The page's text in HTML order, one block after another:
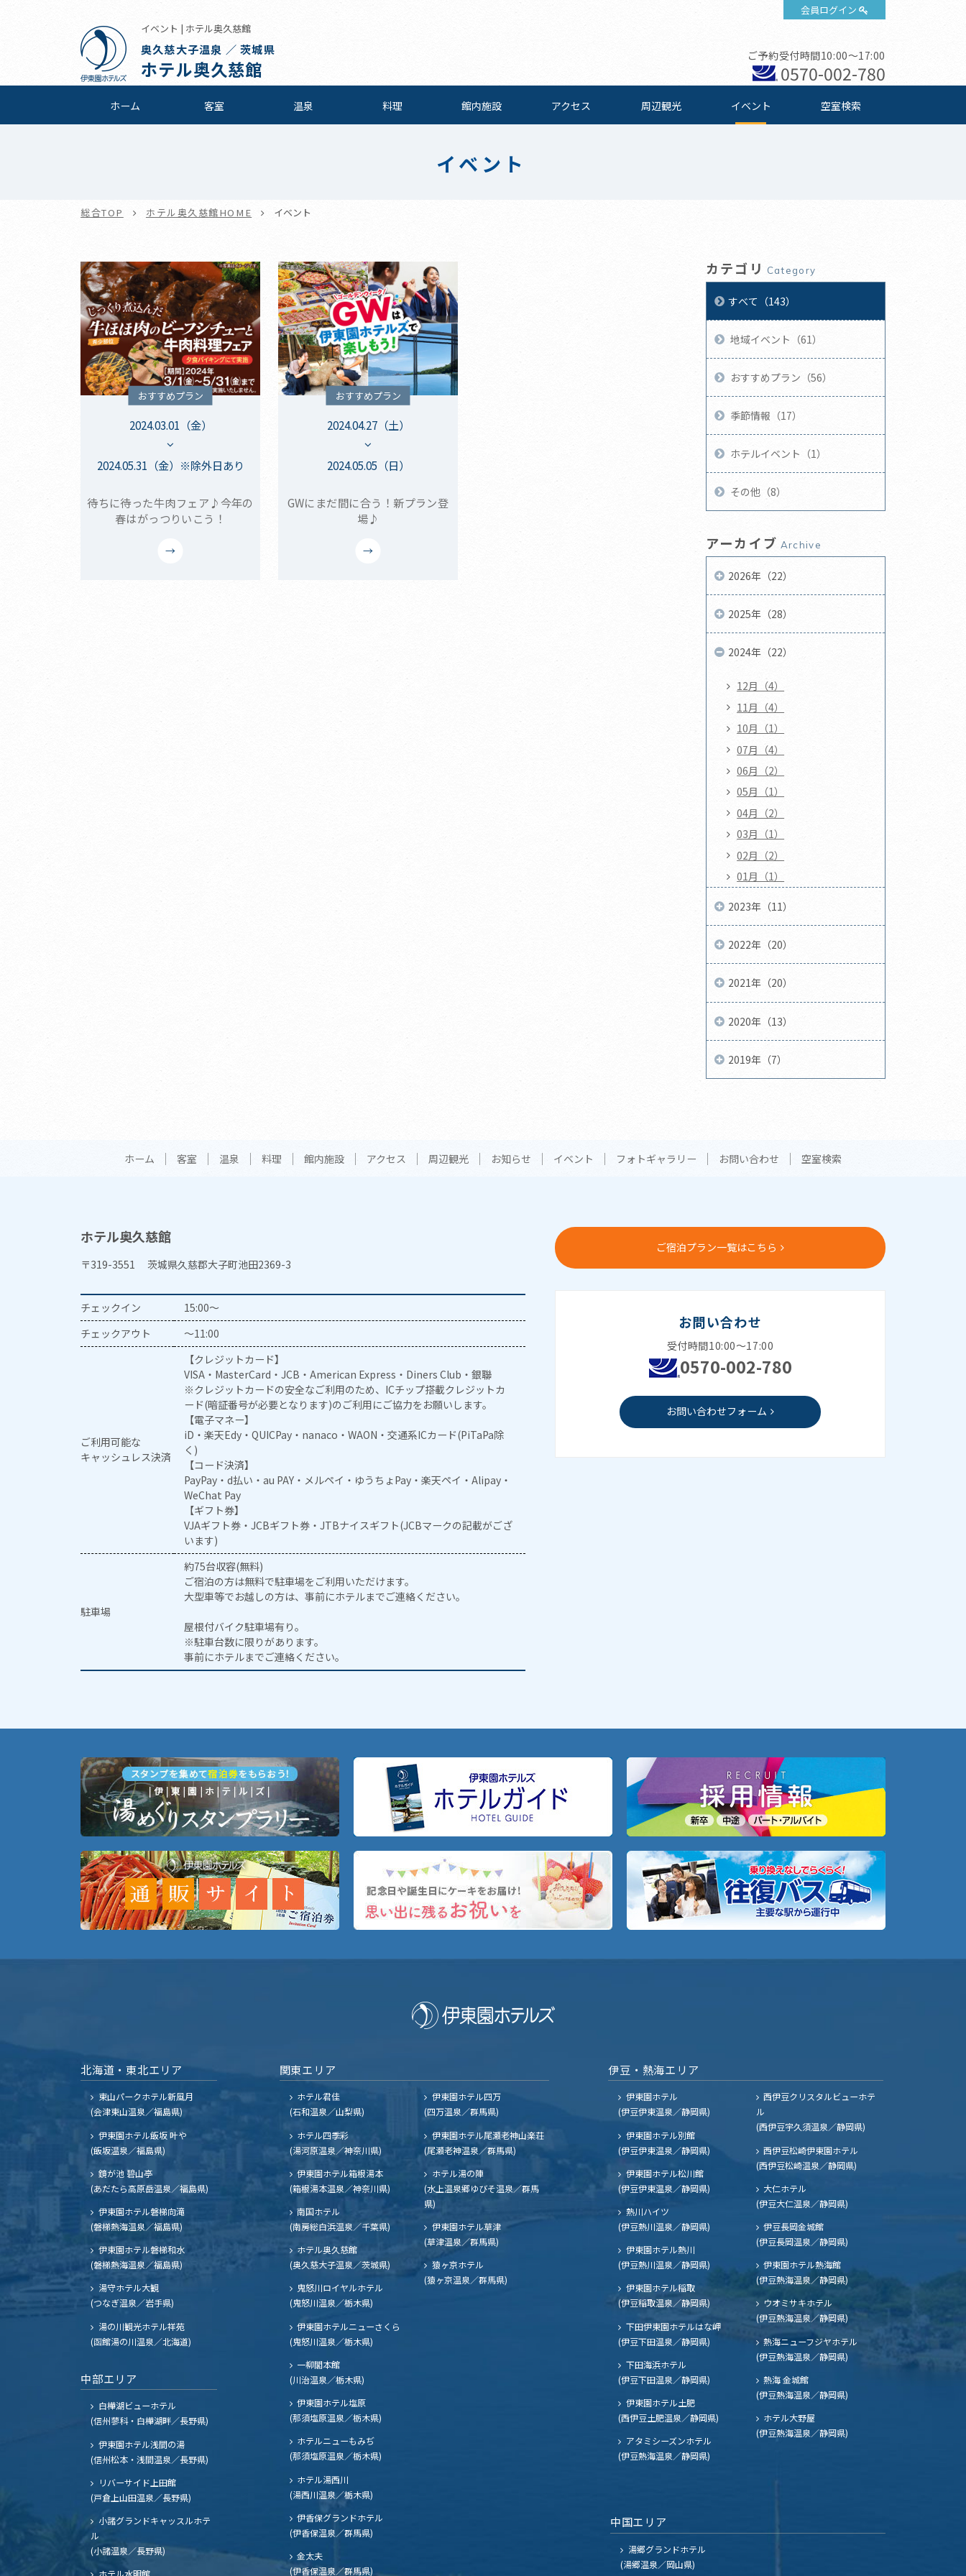
会員ログイン
イベント | ホテル奥久慈館
奥久慈大子温泉 ／ 茨城県
ホテル奥久慈館
ご予約受付時間10:00～17:00
0570-002-780
ホーム 客室 温泉 料理 館内施設 アクセス 周辺観光 イベント 空室検索
イベント
総合TOP ホテル奥久慈館HOME イベント
おすすめプラン
2024.03.01（金）
2024.05.31（金）※除外日あり
待ちに待った牛肉フェア♪今年の
春はがっつりいこう！
おすすめプラン
2024.04.27（土）
2024.05.05（日）
GWにまだ間に合う！新プラン登
場♪
カテゴリ Category
すべて（143）
地域イベント（61）
おすすめプラン（56）
季節情報（17）
ホテルイベント（1）
その他（8）
アーカイブ Archive
2026年（22）
2025年（28）
2024年（22）
12月（4）
11月（4）
10月（1）
07月（4）
06月（2）
05月（1）
04月（2）
03月（1）
02月（2）
01月（1）
2023年（11）
2022年（20）
2021年（20）
2020年（13）
2019年（7）
ホーム 客室 温泉 料理 館内施設 アクセス 周辺観光 お知らせ イベント フォトギャラリー お問い合わせ 空室検索
ホテル奥久慈館
〒319-3551 茨城県久慈郡大子町池田2369-3
チェックイン
15:00～
チェックアウト
～11:00
ご利用可能な
キャッシュレス決済
【クレジットカード】
VISA・MasterCard・JCB・American Express・Diners Club・銀聯
※クレジットカードの安全なご利用のため、ICチップ搭載クレジットカ
ード(暗証番号が必要となります)のご利用にご協力をお願いします。
【電子マネー】
iD・楽天Edy・QUICPay・nanaco・WAON・交通系ICカード(PiTaPa除
く)
【コード決済】
PayPay・d払い・au PAY・メルペイ・ゆうちょPay・楽天ペイ・Alipay・
WeChat Pay
【ギフト券】
VJAギフト券・JCBギフト券・JTBナイスギフト(JCBマークの記載がござ
います)
駐車場
約75台収容(無料)
ご宿泊の方は無料で駐車場をご利用いただけます。
大型車等でお越しの方は、事前にホテルまでご連絡ください。
屋根付バイク駐車場有り。
※駐車台数に限りがあります。
事前にホテルまでご連絡ください。
ご宿泊プラン一覧はこちら
お問い合わせ
受付時間10:00～17:00
0570-002-780
お問い合わせフォーム
北海道・東北エリア
東山パークホテル新風月
(会津東山温泉／福島県)
伊東園ホテル飯坂 叶や
(飯坂温泉／福島県)
鏡が池 碧山亭
(あだたら高原岳温泉／福島県)
伊東園ホテル磐梯向滝
(磐梯熱海温泉／福島県)
伊東園ホテル磐梯和水
(磐梯熱海温泉／福島県)
湯守ホテル大観
(つなぎ温泉／岩手県)
湯の川観光ホテル祥苑
(函館湯の川温泉／北海道)
中部エリア
白樺湖ビューホテル
(信州蓼科・白樺湖畔／長野県)
伊東園ホテル浅間の湯
(信州松本・浅間温泉／長野県)
リバーサイド上田館
(戸倉上山田温泉／長野県)
小諸グランドキャッスルホテ
ル
(小諸温泉／長野県)
関東エリア
ホテル君佳
(石和温泉／山梨県)
ホテル四季彩
(湯河原温泉／神奈川県)
伊東園ホテル箱根湯本
(箱根湯本温泉／神奈川県)
南国ホテル
(南房総白浜温泉／千葉県)
ホテル奥久慈館
(奥久慈大子温泉／茨城県)
鬼怒川ロイヤルホテル
(鬼怒川温泉／栃木県)
伊東園ホテルニューさくら
(鬼怒川温泉／栃木県)
一柳閣本館
(川治温泉／栃木県)
伊東園ホテル塩原
(那須塩原温泉／栃木県)
ホテルニューもみぢ
(那須塩原温泉／栃木県)
ホテル湯西川
(湯西川温泉／栃木県)
伊香保グランドホテル
(伊香保温泉／群馬県)
金太夫
(伊香保温泉／群馬県)
伊東園ホテル四万
(四万温泉／群馬県)
伊東園ホテル尾瀬老神山楽荘
(尾瀬老神温泉／群馬県)
ホテル湯の陣
(水上温泉郷ゆびそ温泉／群馬
県)
伊東園ホテル草津
(草津温泉／群馬県)
猿ヶ京ホテル
(猿ヶ京温泉／群馬県)
伊豆・熱海エリア
伊東園ホテル
(伊豆伊東温泉／静岡県)
伊東園ホテル別館
(伊豆伊東温泉／静岡県)
伊東園ホテル松川館
(伊豆伊東温泉／静岡県)
熱川ハイツ
(伊豆熱川温泉／静岡県)
伊東園ホテル熱川
(伊豆熱川温泉／静岡県)
伊東園ホテル稲取
(伊豆稲取温泉／静岡県)
下田伊東園ホテルはな岬
(伊豆下田温泉／静岡県)
下田海浜ホテル
(伊豆下田温泉／静岡県)
伊東園ホテル土肥
(西伊豆土肥温泉／静岡県)
西伊豆クリスタルビューホテ
ル
(西伊豆宇久須温泉／静岡県)
西伊豆松崎伊東園ホテル
(西伊豆松崎温泉／静岡県)
大仁ホテル
(伊豆大仁温泉／静岡県)
伊豆長岡金城館
(伊豆長岡温泉／静岡県)
伊東園ホテル熱海館
(伊豆熱海温泉／静岡県)
ウオミサキホテル
(伊豆熱海温泉／静岡県)
熱海ニューフジヤホテル
(伊豆熱海温泉／静岡県)
熱海 金城館
(伊豆熱海温泉／静岡県)
ホテル大野屋
(伊豆熱海温泉／静岡県)
アタミシーズンホテル
(伊豆熱海温泉／静岡県)
中国エリア
湯郷グランドホテル
(湯郷温泉／岡山県)